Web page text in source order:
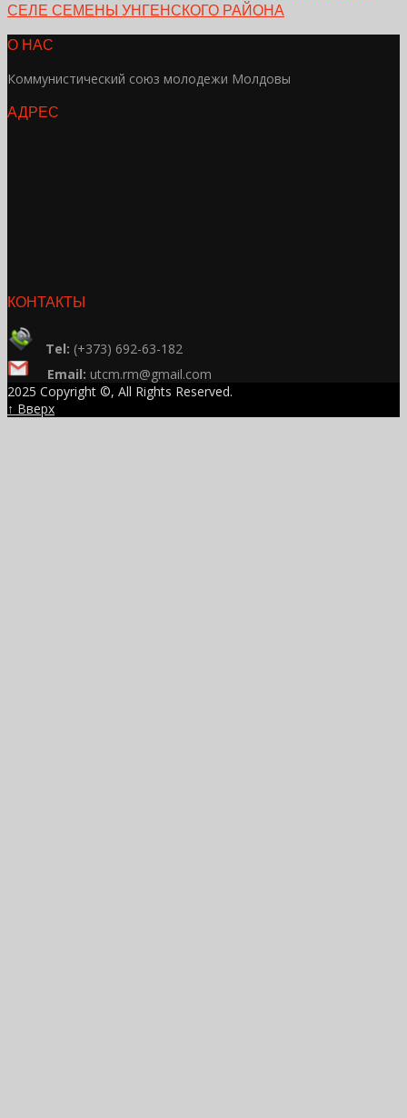
СЕЛЕ СЕМЕНЫ УНГЕНСКОГО РАЙОНА
О НАС
Коммунистический союз молодежи Молдовы
АДРЕС
КОНТАКТЫ
Tel: (+373) 692-63-182
Email: utcm.rm@gmail.com
2025 Copyright ©, All Rights Reserved.
↑ Вверх